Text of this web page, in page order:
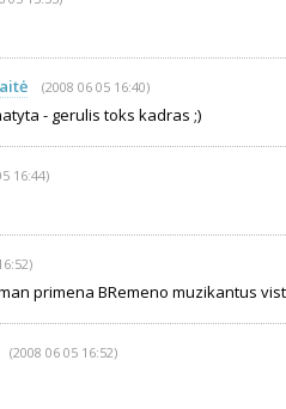
(2008 06 05 16:40)
- gerulis toks kadras ;)
16:44)
primena BRemeno muzikantus
(2008 06 05 16:52)